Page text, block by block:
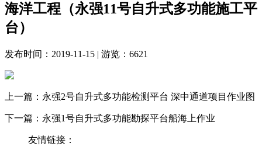
海洋工程（永强11号自升式多功能施工平
台）
发布时间：2019-11-15 | 游览：6621
上一篇： 永强2号自升式多功能检测平台 深中通道项目作业图
下一篇： 永强1号自升式多功能勘探平台船海上作业
友情链接：